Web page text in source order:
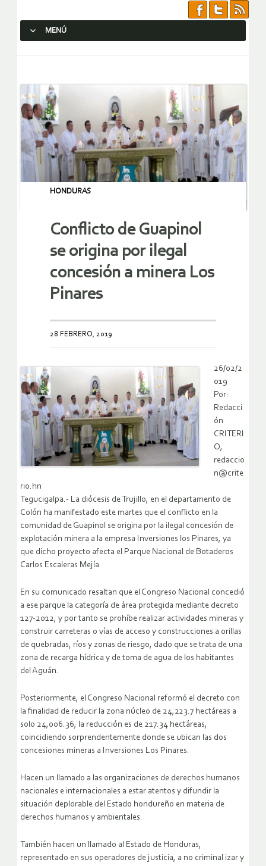
MENÚ
HONDURAS
Conflicto de Guapinol
se origina por ilegal
concesión a minera Los
Pinares
28 FEBRERO, 2019
26/02/2
019
Por:
Redacci
ón
CRITERI
O,
redaccio
n@crite
rio.hn
Tegucigalpa.- La diócesis de Trujillo, en el departamento de
Colón ha manifestado este martes que el conflicto en la
comunidad de Guapinol se origina por la ilegal concesión de
explotación minera a la empresa Inversiones los Pinares, ya
que dicho proyecto afecta el Parque Nacional de Botaderos
Carlos Escaleras Mejía.
En su comunicado resaltan que el Congreso Nacional concedió
a ese parque la categoría de área protegida mediante decreto
127-2012, y por tanto se prohíbe realizar actividades mineras y
construir carreteras o vías de acceso y construcciones a orillas
de quebradas, ríos y zonas de riesgo, dado que se trata de una
zona de recarga hídrica y de toma de agua de los habitantes
del Aguán.
Posteriormente, el Congreso Nacional reformó el decreto con
la finalidad de reducir la zona núcleo de 24,223.7 hectáreas a
solo 24,006.36; la reducción es de 217.34 hectáreas,
coincidiendo sorprendentemente donde se ubican las dos
concesiones mineras a Inversiones Los Pinares.
Hacen un llamado a las organizaciones de derechos humanos
nacionales e internacionales a estar atentos y difundir la
situación deplorable del Estado hondureño en materia de
derechos humanos y ambientales.
También hacen un llamado al Estado de Honduras,
representado en sus operadores de justicia, a no criminal izar y